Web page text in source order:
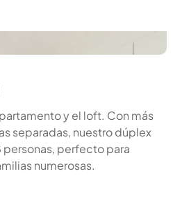
y el loft. Con más
separadas, nuestro dúplex
perfecto para
numerosas.